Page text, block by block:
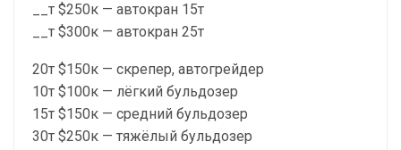
__т $250к — автокран 15т
__т $300к — автокран 25т
20т $150к — скрепер, автогрейдер
10т $100к — лёгкий бульдозер
15т $150к — средний бульдозер
30т $250к — тяжёлый бульдозер